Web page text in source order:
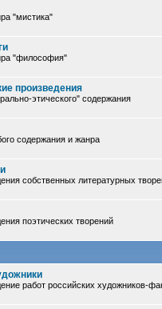
"мистика"
"философия"
произведения
этического" содержания
содержания и жанра
собственных литературных
поэтических творений
работ российских художников-